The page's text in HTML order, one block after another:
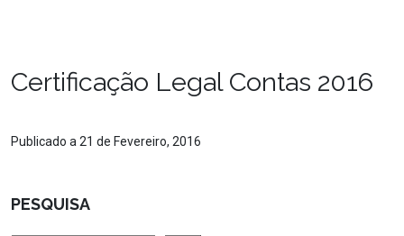
Certificação Legal Contas 2016
Publicado a 21 de Fevereiro, 2016
PESQUISA